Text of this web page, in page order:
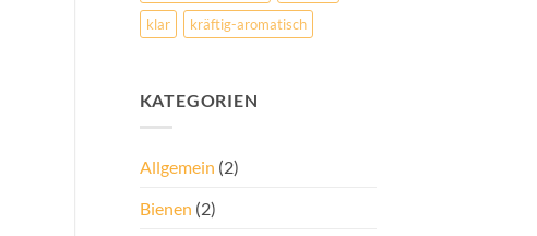
klar
kräftig-aromatisch
KATEGORIEN
Allgemein (2)
Bienen (2)